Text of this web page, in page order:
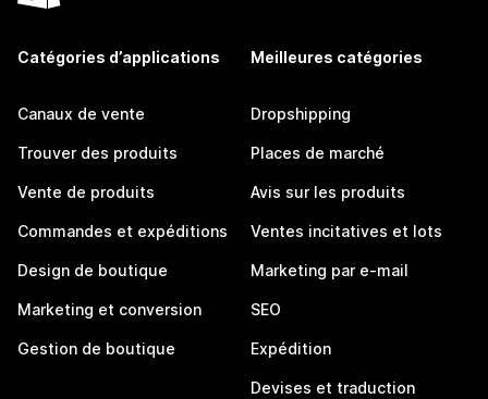
Catégories d’applications
Canaux de vente
Trouver des produits
Vente de produits
Commandes et expéditions
Design de boutique
Marketing et conversion
Gestion de boutique
Meilleures catégories
Dropshipping
Places de marché
Avis sur les produits
Ventes incitatives et lots
Marketing par e-mail
SEO
Expédition
Devises et traduction